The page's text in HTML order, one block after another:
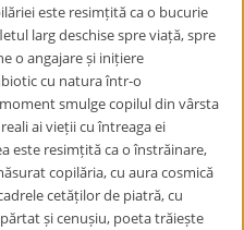
este resimțită ca o bucurie
larg deschise spre viață, spre
o angajare și inițiere
cu natura într-o
smulge copilul din vârsta
ai vieții cu întreaga ei
este resimțită ca o înstrăinare,
copilăria, cu aura cosmică
cetăților de piatră, cu
și cenușiu, poeta trăiește